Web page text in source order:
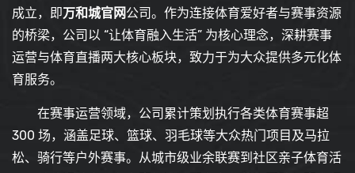
成立，即万和城官网公司。作为连接体育爱好者与赛事资源
的桥梁，公司以 “让体育融入生活” 为核心理念，深耕赛事
运营与体育直播两大核心板块，致力于为大众提供多元化体
育服务。
在赛事运营领域，公司累计策划执行各类体育赛事超
300 场，涵盖足球、篮球、羽毛球等大众热门项目及马拉
松、骑行等户外赛事。从城市级业余联赛到社区亲子体育活